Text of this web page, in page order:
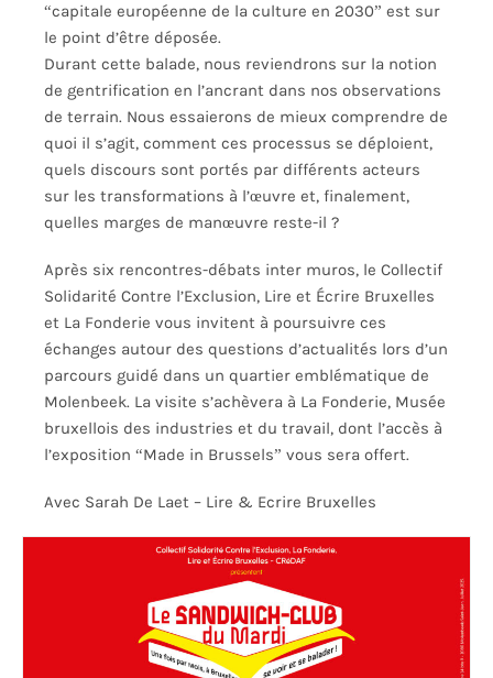
“capitale européenne de la culture en 2030” est sur
le point d’être déposée.
Durant cette balade, nous reviendrons sur la notion
de gentrification en l’ancrant dans nos observations
de terrain. Nous essaierons de mieux comprendre de
quoi il s’agit, comment ces processus se déploient,
quels discours sont portés par différents acteurs
sur les transformations à l’œuvre et, finalement,
quelles marges de manœuvre reste-il ?
Après six rencontres-débats inter muros, le Collectif
Solidarité Contre l’Exclusion, Lire et Écrire Bruxelles
et La Fonderie vous invitent à poursuivre ces
échanges autour des questions d’actualités lors d’un
parcours guidé dans un quartier emblématique de
Molenbeek. La visite s’achèvera à La Fonderie, Musée
bruxellois des industries et du travail, dont l’accès à
l’exposition “Made in Brussels” vous sera offert.
Avec Sarah De Laet – Lire & Ecrire Bruxelles